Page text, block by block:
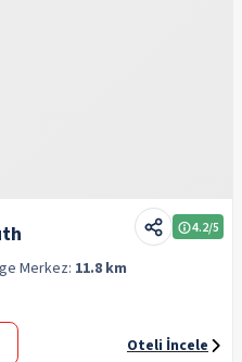
4.2/5
Merkez: 11.8 km
Oteli İncele